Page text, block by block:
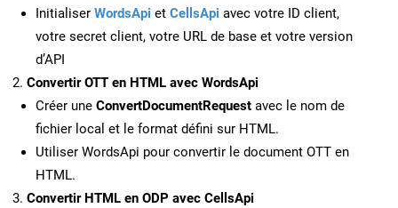
Initialiser WordsApi et CellsApi avec votre ID client,
votre secret client, votre URL de base et votre version
d’API
Convertir OTT en HTML avec WordsApi
Créer une ConvertDocumentRequest avec le nom de
fichier local et le format défini sur HTML.
Utiliser WordsApi pour convertir le document OTT en
HTML.
Convertir HTML en ODP avec CellsApi